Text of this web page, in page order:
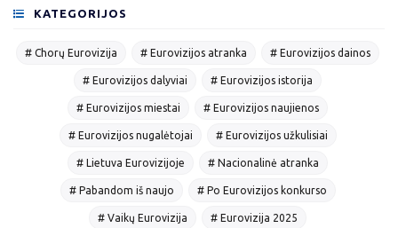
KATEGORIJOS
# Chorų Eurovizija # Eurovizijos atranka # Eurovizijos dainos
# Eurovizijos dalyviai # Eurovizijos istorija
# Eurovizijos miestai # Eurovizijos naujienos
# Eurovizijos nugalėtojai # Eurovizijos užkulisiai
# Lietuva Eurovizijoje # Nacionalinė atranka
# Pabandom iš naujo # Po Eurovizijos konkurso
# Vaikų Eurovizija # Eurovizija 2025